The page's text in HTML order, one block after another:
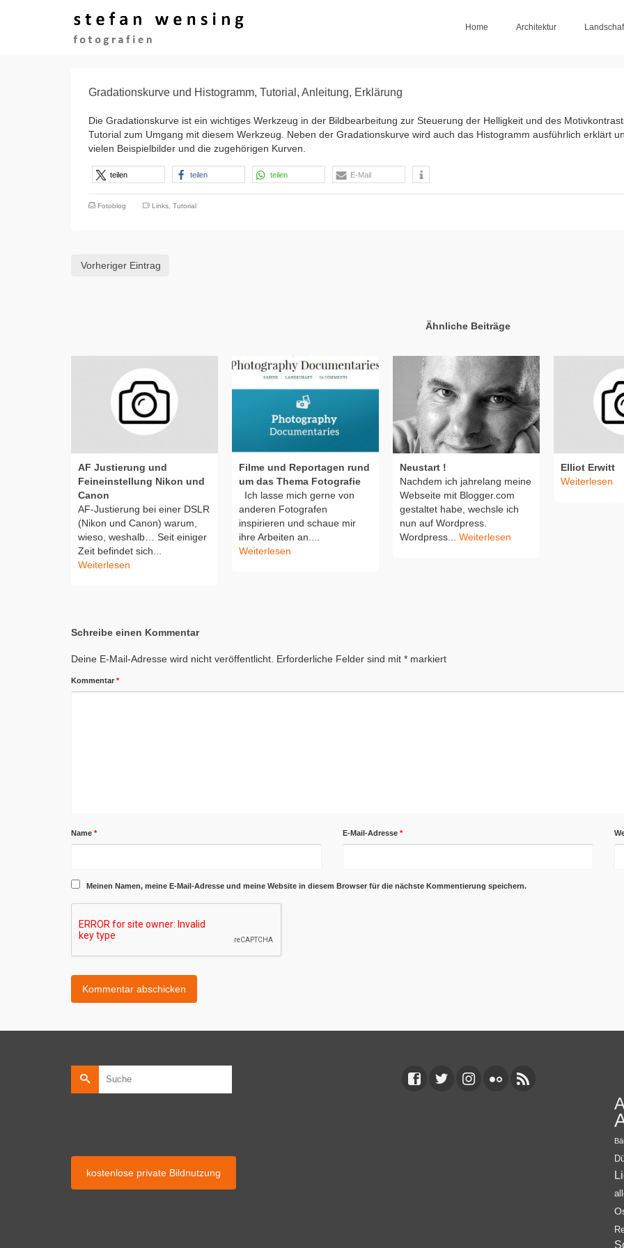
Home Architektur
Gradationskurve und Histogramm, Tutorial, Anleitung, Erklärung
Die Gradationskurve ist ein wichtiges Werkzeug in der Bildbearbeitung zur Steuerung der Helligkeit und des
Tutorial zum Umgang mit diesem Werkzeug. Neben der Gradationskurve wird auch das Histogramm ausführlich erklärt
vielen Beispielbilder und die zugehörigen Kurven.
teilen teilen teilen E-Mail
Fotoblog Links Tutorial
Vorheriger Eintrag
Ähnliche Beiträge
AF Justierung und
Feineinstellung Nikon und
Canon
AF-Justierung bei einer DSLR
(Nikon und Canon) warum,
wieso, weshalb… Seit einiger
Zeit befindet sich...
Weiterlesen
Filme und Reportagen rund
um das Thema Fotografie
Ich lasse mich gerne von
anderen Fotografen
inspirieren und schaue mir
ihre Arbeiten an....
Weiterlesen
Neustart !
Nachdem ich jahrelang meine
Webseite mit Blogger.com
gestaltet habe, wechsle ich
nun auf Wordpress.
Wordpress... Weiterlesen
Elliot Erwitt
Weiterlesen
Schreibe einen Kommentar
Deine E-Mail-Adresse wird nicht veröffentlicht. Erforderliche Felder sind mit * markiert
Kommentar *
Name * E-Mail-Adresse *
Meinen Namen, meine E-Mail-Adresse und meine Website in diesem Browser für die nächste Kommentierung speichern.
Suche
nach:
kostenlose private Bildnutzung